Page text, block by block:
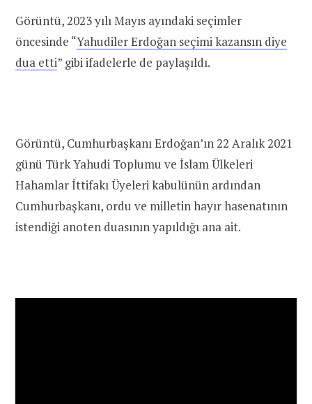
Görüntü, 2023 yılı Mayıs ayındaki seçimler
öncesinde “Yahudiler Erdoğan seçimi kazansın diye
dua etti” gibi ifadelerle de paylaşıldı.
Görüntü, Cumhurbaşkanı Erdoğan’ın 22 Aralık 2021
günü Türk Yahudi Toplumu ve İslam Ülkeleri
Hahamlar İttifakı Üyeleri kabulünün ardından
Cumhurbaşkanı, ordu ve milletin hayır hasenatının
istendiği anoten duasının yapıldığı ana ait.